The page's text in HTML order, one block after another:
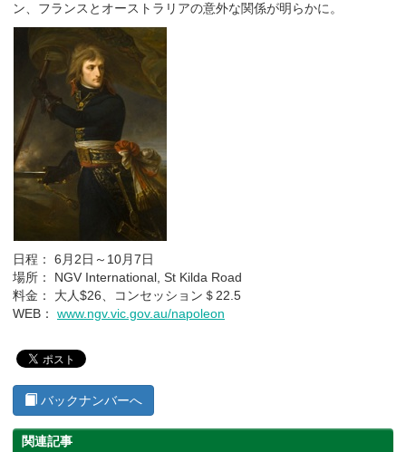
ン、フランスとオーストラリアの意外な関係が明らかに。
日程： 6月2日～10月7日
場所： NGV International, St Kilda Road
料金： 大人$26、コンセッション＄22.5
WEB： www.ngv.vic.gov.au/napoleon
バックナンバーへ
関連記事